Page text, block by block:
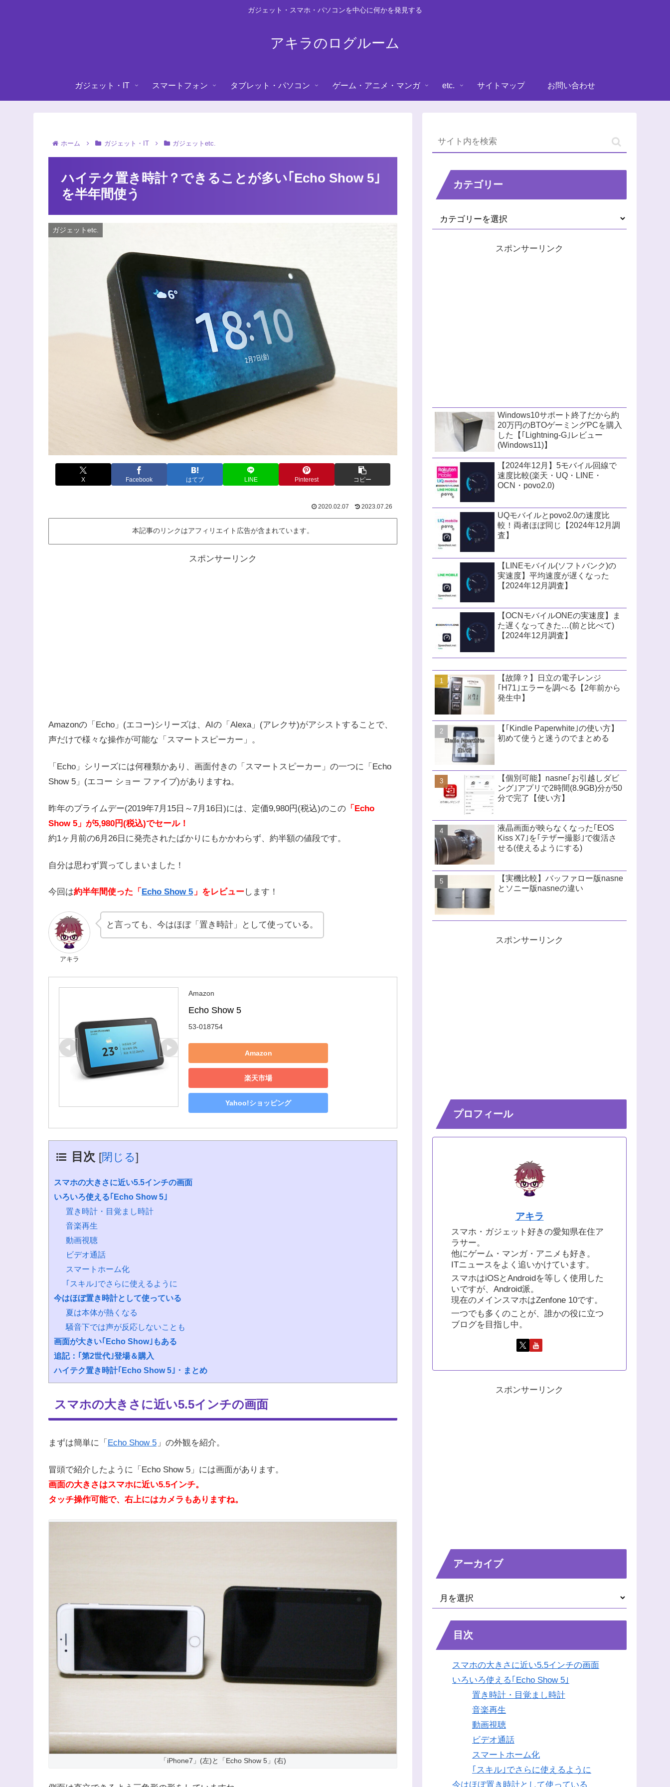
ガジェット・スマホ・パソコンを中心に何かを発見する
アキラのログルーム
ガジェット・IT スマートフォン タブレット・パソコン ゲーム・アニメ・マンガ etc. サイトマップ お問い合わせ
ホーム ガジェット・IT ガジェットetc.
ハイテク置き時計？できることが多い｢Echo Show 5｣
を半年間使う
ガジェットetc.
X Facebook はてブ LINE Pinterest コピー
2020.02.07 2023.07.26
本記事のリンクはアフィリエイト広告が含まれています。
スポンサーリンク
Amazonの「Echo」(エコー)シリーズは、AIの「Alexa」(アレクサ)がアシストすることで、
声だけで様々な操作が可能な「スマートスピーカー」。
「Echo」シリーズには何種類かあり、画面付きの「スマートスピーカー」の一つに「Echo
Show 5」(エコー ショー ファイブ)がありますね。
昨年のプライムデー(2019年7月15日～7月16日)には、定価9,980円(税込)のこの 「Echo
Show 5」が5,980円(税込)でセール！
約1ヶ月前の6月26日に発売されたばかりにもかかわらず、約半額の値段です。
自分は思わず買ってしまいました！
今回は約半年間使った「 Echo Show 5 」をレビューします！
アキラ
と言っても、今はほぼ「置き時計」として使っている。
Amazon
Echo Show 5
53-018754
Amazon
楽天市場
Yahoo!ショッピング
目次 [閉じる]
スマホの大きさに近い5.5インチの画面
いろいろ使える｢Echo Show 5｣
置き時計・目覚まし時計
音楽再生
動画視聴
ビデオ通話
スマートホーム化
｢スキル｣でさらに使えるように
今はほぼ置き時計として使っている
夏は本体が熱くなる
騒音下では声が反応しないことも
画面が大きい｢Echo Show｣もある
追記：｢第2世代｣登場＆購入
ハイテク置き時計｢Echo Show 5｣・まとめ
スマホの大きさに近い5.5インチの画面
まずは簡単に「 Echo Show 5 」の外観を紹介。
冒頭で紹介したように「Echo Show 5」には画面があります。
画面の大きさはスマホに近い5.5インチ。
タッチ操作可能で、右上にはカメラもありますね。
「iPhone7」(左)と「Echo Show 5」(右)
カテゴリー
スポンサーリンク
Windows10サポート終了だから約
20万円のBTOゲーミングPCを購入
した【｢Lightning-G｣レビュー
(Windows11)】
【2024年12月】5モバイル回線で
速度比較(楽天・UQ・LINE・
OCN・povo2.0)
UQモバイルとpovo2.0の速度比
較！両者ほぼ同じ【2024年12月調
査】
【LINEモバイル(ソフトバンク)の
実速度】平均速度が遅くなった
【2024年12月調査】
【OCNモバイルONEの実速度】ま
た遅くなってきた…(前と比べて)
【2024年12月調査】
【故障？】日立の電子レンジ
｢H71｣エラーを調べる【2年前から
発生中】
【｢Kindle Paperwhite｣の使い方】
初めて使うと迷うのでまとめる
【個別可能】nasne｢お引越しダビ
ング｣アプリで2時間(8.9GB)分が50
分で完了【使い方】
液晶画面が映らなくなった｢EOS
Kiss X7｣を｢テザー撮影｣で復活さ
せる(使えるようにする)
【実機比較】バッファロー版nasne
とソニー版nasneの違い
スポンサーリンク
プロフィール
アキラ
スマホ・ガジェット好きの愛知県在住ア
ラサー。
他にゲーム・マンガ・アニメも好き。
ITニュースをよく追いかけています。
スマホはiOSとAndroidを等しく使用した
いですが、Android派。
現在のメインスマホはZenfone 10です。
一つでも多くのことが、誰かの役に立つ
ブログを目指し中。
スポンサーリンク
アーカイブ
目次
スマホの大きさに近い5.5インチの画面
いろいろ使える｢Echo Show 5｣
置き時計・目覚まし時計
音楽再生
動画視聴
ビデオ通話
スマートホーム化
｢スキル｣でさらに使えるように
今はほぼ置き時計として使っている